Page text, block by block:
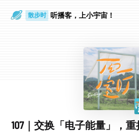
通勤路上 听播客，上小宇宙！
107｜交换「电子能量」，